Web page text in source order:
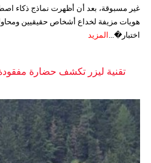
غير مسبوقة، بعد أن أظهرت نماذج ذكاء
هويات مزيفة لخداع أشخاص حقيقيين
اختبار�...
المزيد
تقنية ليزر تكشف حضارة